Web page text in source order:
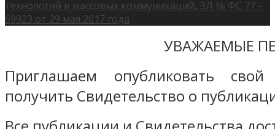
технологий и массовых коммуникаций, ЭЛ № ФС 77 -
69923 от 29 мая 2017 года
УВАЖАЕМЫЕ
Приглашаем опубликовать
получить Свидетельство о